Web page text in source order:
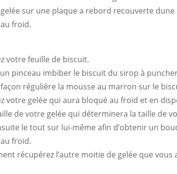
gelée sur une plaque a rebord recouverte
froid.
votre feuille de biscuit.
pinceau imbiber le biscuit du sirop à
façon régulière la mousse au marron sur le
votre gelée qui aura bloqué au froid et en
de votre gelée qui déterminera la taille de
le tout sur lui-même afin d’obtenir un
froid.
récupérez l’autre moitie de gelée que